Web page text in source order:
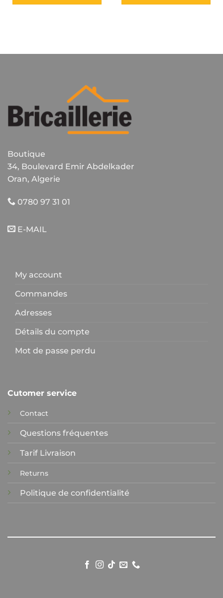
Boutique
34, Boulevard Emir Abdelkader
Oran, Algerie
0780 97 31 01
E-MAIL
My account
Commandes
Adresses
Détails du compte
Mot de passe perdu
Cutomer service
Contact
Questions fréquentes
Tarif Livraison
Returns
Politique de confidentialité